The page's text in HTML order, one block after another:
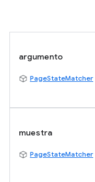
argumento
PageStateMatcher
muestra
PageStateMatcher